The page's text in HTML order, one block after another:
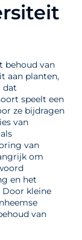
behoud van
aan planten,
dat
speelt een
ze bijdragen
van
van
om
en het
Door kleine
van